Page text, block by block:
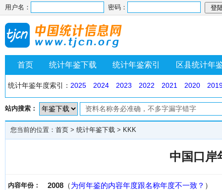
用户名： 密码：
首页 统计年鉴下载 统计年鉴索引 区县统计年
统计年鉴年度索引： 2025 2024 2023 2022 2021 2020
站内搜索：
您当前的位置： 首页 > 统计年鉴下载 > KKK
中国口岸
内容年份： 2008 （为何年鉴的内容年度跟名称年度不一致？ ）